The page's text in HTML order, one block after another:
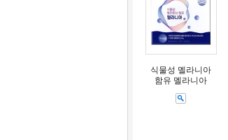
식물성 멜라니아
함유 멜라니아